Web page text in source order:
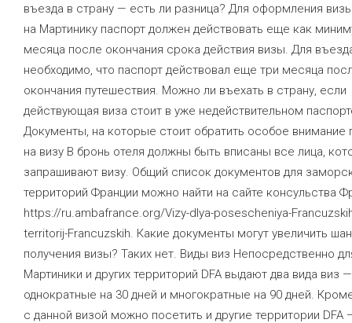
въезда в страну — есть ли разница? Для оформления
на Мартинику паспорт должен действовать еще как
месяца после окончания срока действия визы. Для
необходимо, что паспорт действовал еще три месяца
окончания путешествия. Можно ли въехать в страну, если
действующая виза стоит в уже недействительном
Документы, на которые стоит обратить особое внимание
на визу В бронь отеля должны быть вписаны все лица,
запрашивают визу. Общий список документов для
территорий Франции можно найти на сайте консульства
https://ru.ambafrance.org/Vizy-dlya-posescheniya-
territorij-Francuzskih. Какие документы могут увеличить
получения визы? Таких нет. Виды виз Непосредственно
Мартиники и других территорий DFA выдают два вида виз —
однократные на 30 дней и многократные на 90 дней.
с данной визой можно посетить и другие территории DFA